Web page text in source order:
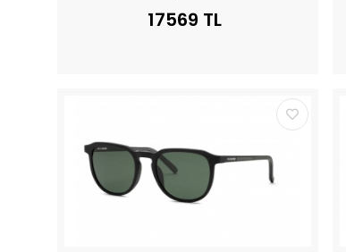
17569 TL